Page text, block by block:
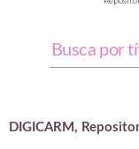
DIGICARM,